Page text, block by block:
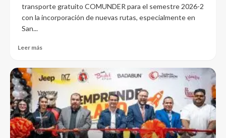
transporte gratuito COMUNDER para el semestre 2026-2
con la incorporación de nuevas rutas, especialmente en
San...
Leer más